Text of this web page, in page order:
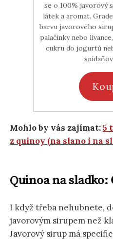
se o 100% javorový
látek a aromat.
barvu javorového
palačinky nebo
cukru do jogurtů
Mohlo by vás zajímat:5
z quinoy (na slano i na
Quinoa na sladko:
I když třeba nehubnete,
javorovým sirupem než
Javorový sirup má